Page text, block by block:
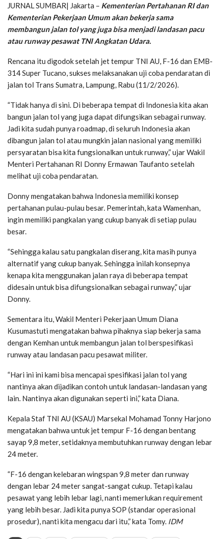
JURNAL SUMBAR| Jakarta – Kementerian Pertahanan RI dan
Kementerian Pekerjaan Umum akan bekerja sama
membangun jalan tol yang juga bisa menjadi landasan pacu
atau runway pesawat TNI Angkatan Udara.
Rencana itu digodok setelah jet tempur TNI AU, F-16 dan EMB-
314 Super Tucano, sukses melaksanakan uji coba pendaratan di
jalan tol Trans Sumatra, Lampung, Rabu (11/2/2026).
“Tidak hanya di sini. Di beberapa tempat di Indonesia kita akan
bangun jalan tol yang juga dapat difungsikan sebagai runway.
Jadi kita sudah punya roadmap, di seluruh Indonesia akan
dibangun jalan tol atau mungkin jalan nasional yang memiliki
persyaratan bisa kita fungsionalkan untuk runway,” ujar Wakil
Menteri Pertahanan RI Donny Ermawan Taufanto setelah
melihat uji coba pendaratan.
Donny mengatakan bahwa Indonesia memiliki konsep
pertahanan pulau-pulau besar. Pemerintah, kata Wamenhan,
ingin memiliki pangkalan yang cukup banyak di setiap pulau
besar.
“Sehingga kalau satu pangkalan diserang, kita masih punya
alternatif yang cukup banyak. Sehingga inilah konsepnya
kenapa kita menggunakan jalan raya di beberapa tempat
didesain untuk bisa difungsionalkan sebagai runway,” ujar
Donny.
Sementara itu, Wakil Menteri Pekerjaan Umum Diana
Kusumastuti mengatakan bahwa pihaknya siap bekerja sama
dengan Kemhan untuk membangun jalan tol berspesifikasi
runway atau landasan pacu pesawat militer.
“Hari ini ini kami bisa mencapai spesifikasi jalan tol yang
nantinya akan dijadikan contoh untuk landasan-landasan yang
lain. Nantinya akan digunakan seperti ini,” kata Diana.
Kepala Staf TNI AU (KSAU) Marsekal Mohamad Tonny Harjono
mengatakan bahwa untuk jet tempur F-16 dengan bentang
sayap 9,8 meter, setidaknya membutuhkan runway dengan lebar
24 meter.
“F-16 dengan kelebaran wingspan 9,8 meter dan runway
dengan lebar 24 meter sangat-sangat cukup. Tetapi kalau
pesawat yang lebih lebar lagi, nanti memerlukan requirement
yang lebih besar. Jadi kita punya SOP (standar operasional
prosedur), nanti kita mengacu dari itu,” kata Tomy. IDM